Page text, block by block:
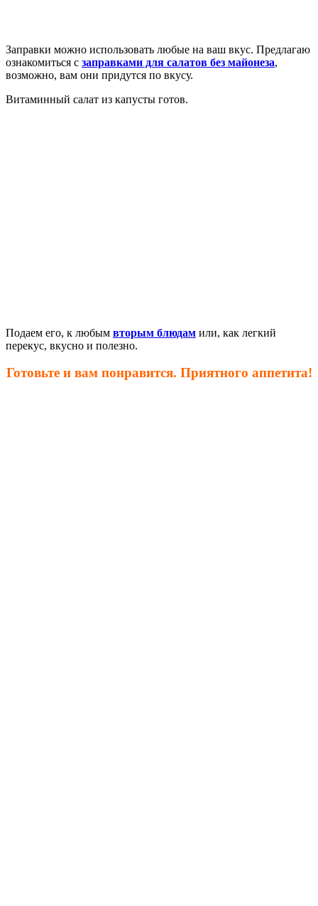
Заправки можно использовать любые на ваш вкус. Предлагаю
ознакомиться с заправками для салатов без майонеза,
возможно, вам они придутся по вкусу.
Витаминный салат из капусты готов.
Подаем его, к любым вторым блюдам или, как легкий
перекус, вкусно и полезно.
Готовьте и вам понравится. Приятного аппетита!